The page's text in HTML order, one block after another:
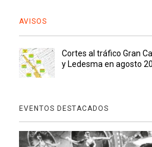
AVISOS
Cortes al tráfico Gran
y Ledesma en agosto
EVENTOS DESTACADOS